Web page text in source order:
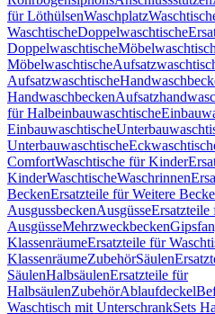
für LöthülsenWaschplatz
WaschtischeDoppelwaschtische
Doppelwaschtische
Möbelwaschtische
Aufsatzwaschtische
Handwaschbecken
für Halbeinbauwaschtische
Einbauwaschtische
Unterbauwaschtische
ComfortWaschtische für Kinder
KinderWaschtischeWaschrinnen
BeckenErsatzteile für Weitere
AusgussbeckenAusgüsseErsatzteile
AusgüsseMehrzweckbecken
KlassenräumeErsatzteile für
KlassenräumeZubehörSäulen
SäulenHalbsäulenErsatzteile für
HalbsäulenZubehörAblaufdeckel
Waschtisch mit UnterschrankSets